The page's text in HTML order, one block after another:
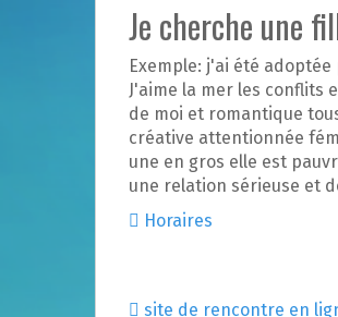
Je cherche une
Exemple: j'ai été
J'aime la mer les conflits
de moi et romantique
créative attentionnée
une en gros elle est
une relation sérieuse et
Horaires
site de rencontre en